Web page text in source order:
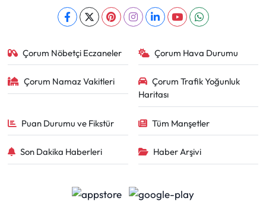
Çorum Nöbetçi Eczaneler Çorum Hava Durumu
Çorum Namaz Vakitleri
Çorum Trafik Yoğunluk
Haritası
Puan Durumu ve Fikstür Tüm Manşetler
Son Dakika Haberleri Haber Arşivi